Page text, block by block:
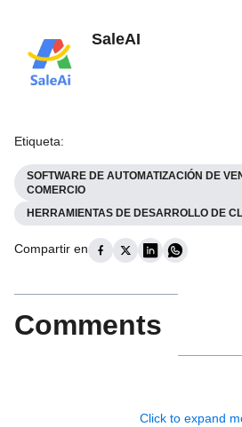
SaleAI
Etiqueta:
SOFTWARE DE AUTOMATIZACIÓN DE
COMERCIO
HERRAMIENTAS DE DESARROLLO DE
Compartir en
Comments
Click to expand